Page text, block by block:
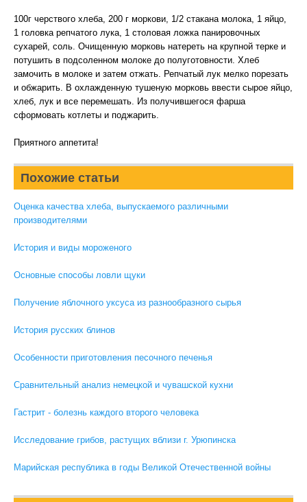
100г черствого хлеба, 200 г моркови, 1/2 стакана молока, 1 яйцо,
1 головка репчатого лука, 1 столовая ложка панировочных
сухарей, соль. Очищенную морковь натереть на крупной терке и
потушить в подсоленном молоке до полуготовности. Хлеб
замочить в молоке и затем отжать. Репчатый лук мелко порезать
и обжарить. В охлажденную тушеную морковь ввести сырое яйцо,
хлеб, лук и все перемешать. Из получившегося фарша
сформовать котлеты и поджарить.
Приятного аппетита!
Похожие статьи
Оценка качества хлеба, выпускаемого различными
производителями
История и виды мороженого
Основные способы ловли щуки
Получение яблочного уксуса из разнообразного сырья
История русских блинов
Особенности приготовления песочного печенья
Сравнительный анализ немецкой и чувашской кухни
Гастрит - болезнь каждого второго человека
Исследование грибов, растущих вблизи г. Урюпинска
Марийская республика в годы Великой Отечественной войны